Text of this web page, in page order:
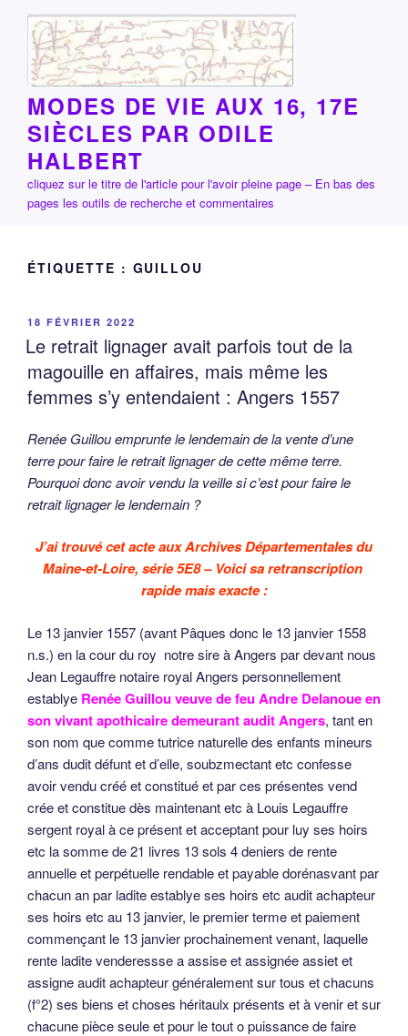
contenu
principal
MODES DE VIE AUX 16, 17E
SIÈCLES PAR ODILE
HALBERT
cliquez sur le titre de l'article pour l'avoir pleine page – En bas des
pages les outils de recherche et commentaires
ÉTIQUETTE : GUILLOU
PUBLIÉ
LE
18 FÉVRIER 2022
Le retrait lignager avait parfois tout de la
magouille en affaires, mais même les
femmes s’y entendaient : Angers 1557
Renée Guillou emprunte le lendemain de la vente d’une
terre pour faire le retrait lignager de cette même terre.
Pourquoi donc avoir vendu la veille si c’est pour faire le
retrait lignager le lendemain ?
J’ai trouvé cet acte aux Archives Départementales du
Maine-et-Loire, série 5E8 – Voici sa retranscription
rapide mais exacte :
Le 13 janvier 1557 (avant Pâques donc le 13 janvier 1558
n.s.) en la cour du roy notre sire à Angers par devant nous
Jean Legauffre notaire royal Angers personnellement
establye Renée Guillou veuve de feu Andre Delanoue en
son vivant apothicaire demeurant audit Angers, tant en
son nom que comme tutrice naturelle des enfants mineurs
d’ans dudit défunt et d’elle, soubzmectant etc confesse
avoir vendu créé et constitué et par ces présentes vend
crée et constitue dès maintenant etc à Louis Legauffre
sergent royal à ce présent et acceptant pour luy ses hoirs
etc la somme de 21 livres 13 sols 4 deniers de rente
annuelle et perpétuelle rendable et payable dorénasvant par
chacun an par ladite establye ses hoirs etc audit achapteur
ses hoirs etc au 13 janvier, le premier terme et paiement
commençant le 13 janvier prochainement venant, laquelle
rente ladite venderessse a assise et assignée assiet et
assigne audit achapteur généralement sur tous et chacuns
(f°2) ses biens et choses héritaulx présents et à venir et sur
chacune pièce seule et pour le tout o puissance de faire